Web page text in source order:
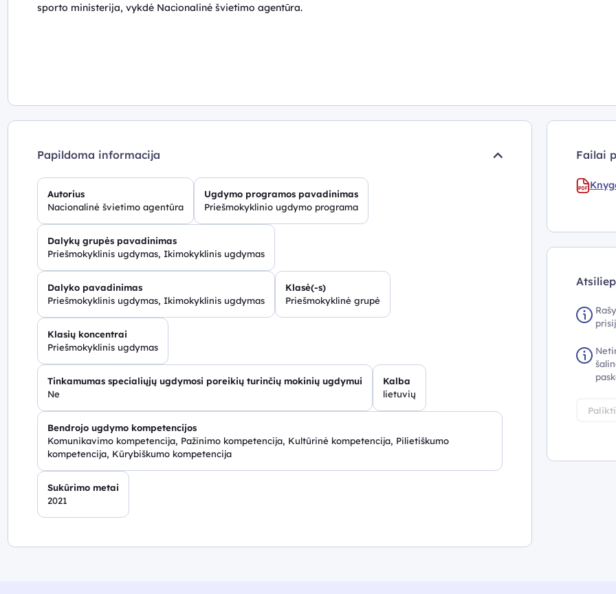
sporto ministerija, vykdė Nacionalinė švietimo agentūra.
Papildoma informacija
Autorius
Nacionalinė švietimo agentūra
Ugdymo programos pavadinimas
Priešmokyklinio ugdymo programa
Dalykų grupės pavadinimas
Priešmokyklinis ugdymas, Ikimokyklinis ugdymas
Dalyko pavadinimas
Priešmokyklinis ugdymas, Ikimokyklinis ugdymas
Klasė(-s)
Priešmokyklinė grupė
Klasių koncentrai
Priešmokyklinis ugdymas
Tinkamumas specialiųjų ugdymosi poreikių turinčių mokinių ugdymui
Ne
Kalba
lietuvių
Bendrojo ugdymo kompetencijos
Komunikavimo kompetencija, Pažinimo kompetencija, Kultūrinė kompetencija, Pilietiškumo
kompetencija, Kūrybiškumo kompetencija
Sukūrimo metai
2021
Failai